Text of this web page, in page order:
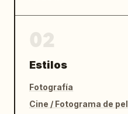
Estilos
Fotografía
Cine / Fotograma de